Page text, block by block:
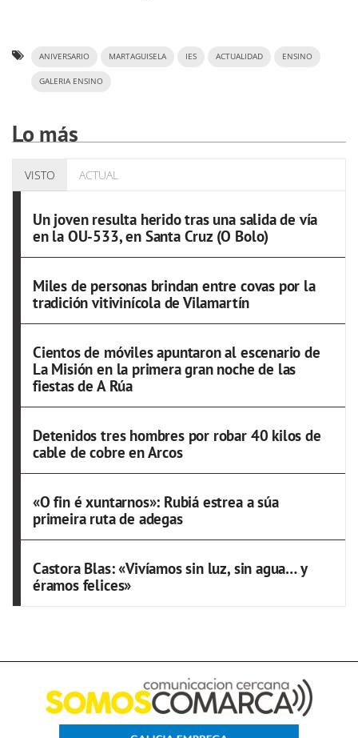
ANIVERSARIO MARTAGUISELA IES ACTUALIDAD ENSINO
GALERIA ENSINO
Lo más
VISTO ACTUAL
Un joven resulta herido tras una salida de vía
en la OU-533, en Santa Cruz (O Bolo)
Miles de personas brindan entre covas por la
tradición vitivinícola de Vilamartín
Cientos de móviles apuntaron al escenario de
La Misión en la primera gran noche de las
fiestas de A Rúa
Detenidos tres hombres por robar 40 kilos de
cable de cobre en Arcos
«O fin é xuntarnos»: Rubiá estrea a súa
primeira ruta de adegas
Castora Blas: «Vivíamos sin luz, sin agua… y
éramos felices»